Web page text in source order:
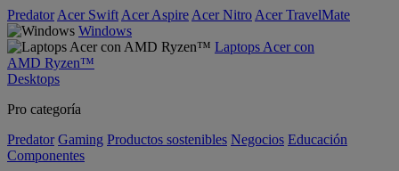
Predator Acer Swift Acer Aspire Acer Nitro Acer TravelMate
Windows
Laptops Acer con
AMD Ryzen™
Desktops
Pro categoría
Predator Gaming Productos sostenibles Negocios Educación
Componentes